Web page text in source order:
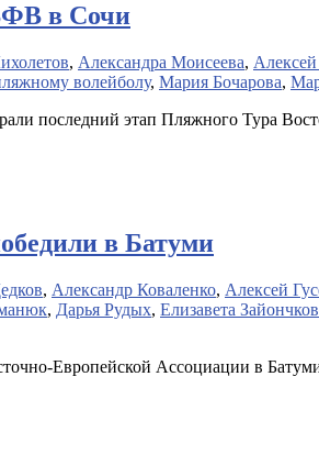
в Сочи
, Александра Моисеева, Алексей
волейболу, Мария Бочарова,
последний этап Пляжного Тура
в Батуми
, Александр Коваленко, Алексей
, Дарья Рудых, Елизавета
Европейской Ассоциации в